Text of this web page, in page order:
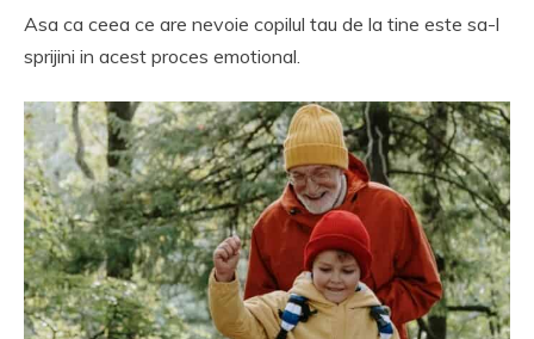
Asa ca ceea ce are nevoie copilul tau de la tine este sa-l
sprijini in acest proces emotional.